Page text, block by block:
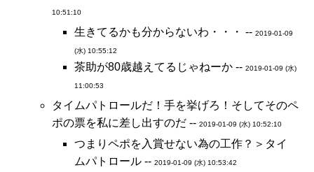
10:51:10
生きてるかも分からないわ・・・ -- 2019-01-09
(水) 10:55:12
茶助が80歳越えてるじゃねーか -- 2019-01-09 (水)
11:00:53
タイムパトロールだ！手を挙げろ！そしてそのペ
ポの票を私に差し出すのだ -- 2019-01-09 (水) 10:52:10
つまりペポを入賞せない為の工作？＞タイ
ムパトロール -- 2019-01-09 (水) 10:53:42